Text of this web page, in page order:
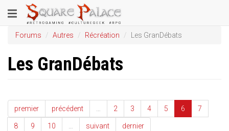
au
contenu
principal
Toggle
navigation
Forums Autres Récréation Les GranDébats
Les GranDébats
premier précédent 2 3 4 5 6 7
8 9 10 suivant dernier